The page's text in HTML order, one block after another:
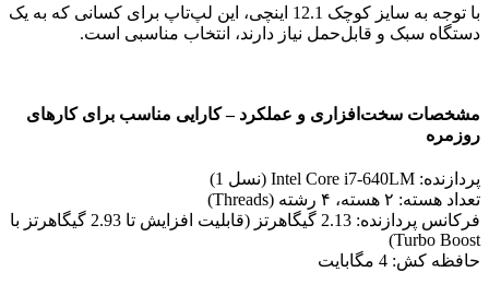
با توجه به سایز کوچک 12.1 اینچی، این لپ‌تاپ برای کسانی که به یک
دستگاه سبک و قابل‌حمل نیاز دارند، انتخاب مناسبی است.
مشخصات سخت‌افزاری و عملکرد – کارایی مناسب برای کارهای
روزمره
پردازنده: Intel Core i7-640LM (نسل 1)
تعداد هسته: ۲ هسته، ۴ رشته (Threads)
فرکانس پردازنده: 2.13 گیگاهرتز (قابلیت افزایش تا 2.93 گیگاهرتز با
Turbo Boost)
حافظه کش: 4 مگابایت